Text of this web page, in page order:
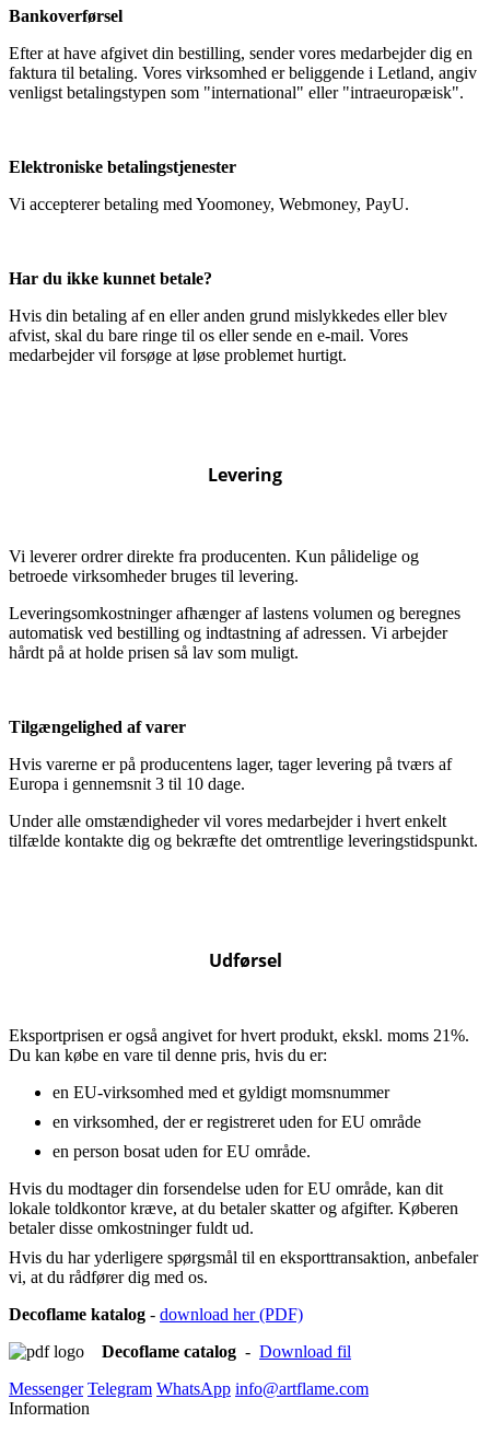
Bankoverførsel
Efter at have afgivet din bestilling, sender vores medarbejder dig en
faktura til betaling. Vores virksomhed er beliggende i Letland, angiv
venligst betalingstypen som "international" eller "intraeuropæisk".
Elektroniske betalingstjenester
Vi accepterer betaling med Yoomoney, Webmoney, PayU.
Har du ikke kunnet betale?
Hvis din betaling af en eller anden grund mislykkedes eller blev
afvist, skal du bare ringe til os eller sende en e-mail. Vores
medarbejder vil forsøge at løse problemet hurtigt.
Levering
Vi leverer ordrer direkte fra producenten. Kun pålidelige og
betroede virksomheder bruges til levering.
Leveringsomkostninger afhænger af lastens volumen og beregnes
automatisk ved bestilling og indtastning af adressen. Vi arbejder
hårdt på at holde prisen så lav som muligt.
Tilgængelighed af varer
Hvis varerne er på producentens lager, tager levering på tværs af
Europa i gennemsnit 3 til 10 dage.
Under alle omstændigheder vil vores medarbejder i hvert enkelt
tilfælde kontakte dig og bekræfte det omtrentlige leveringstidspunkt.
Udførsel
Eksportprisen er også angivet for hvert produkt, ekskl. moms 21%.
Du kan købe en vare til denne pris, hvis du er:
en EU-virksomhed med et gyldigt momsnummer
en virksomhed, der er registreret uden for EU område
en person bosat uden for EU område.
Hvis du modtager din forsendelse uden for EU område, kan dit
lokale toldkontor kræve, at du betaler skatter og afgifter. Køberen
betaler disse omkostninger fuldt ud.
Hvis du har yderligere spørgsmål til en eksporttransaktion, anbefaler
vi, at du rådfører dig med os.
Decoflame katalog - download her (PDF)
Decoflame catalog - Download fil
Messenger Telegram WhatsApp info@artflame.com
Information